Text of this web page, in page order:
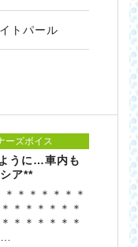
トパール
ーズボイス
うに…車内も
ア**
＊＊＊＊＊＊
＊＊＊＊＊＊
＊＊＊＊＊＊